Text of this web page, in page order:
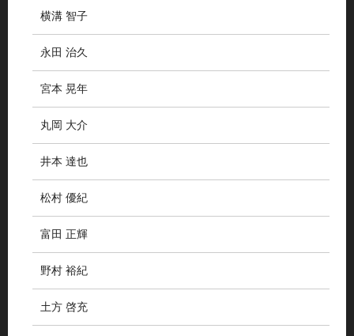
横溝 智子
永田 治久
宮本 晃年
丸岡 大介
井本 達也
松村 優紀
富田 正輝
野村 裕紀
土方 啓充